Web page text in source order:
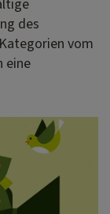
des
vom
eine